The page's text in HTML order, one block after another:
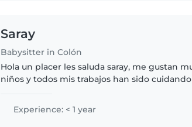
Saray
Babysitter in Colón
Hola un placer les saluda saray, me gustan
niños y todos mis trabajos han sido
Experience: < 1 year